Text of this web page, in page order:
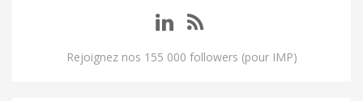
Rejoignez nos 155 000 followers (pour IMP)